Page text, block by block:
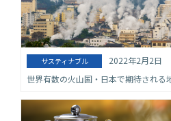
サスティナブル
2022年2月2日
世界有数の火山国・日本で期待される